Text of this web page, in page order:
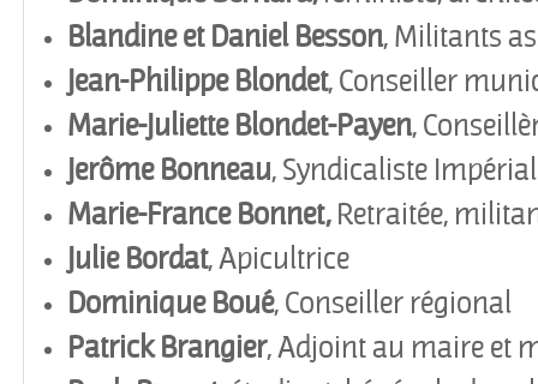
Blandine et Daniel Besson, Militants
Jean-Philippe Blondet, Conseiller
Marie-Juliette Blondet-Payen,
Jerôme Bonneau, Syndicaliste
Marie-France Bonnet,Retraitée,
Julie Bordat, Apicultrice
Dominique Boué, Conseiller régional
Patrick Brangier, Adjoint au maire et